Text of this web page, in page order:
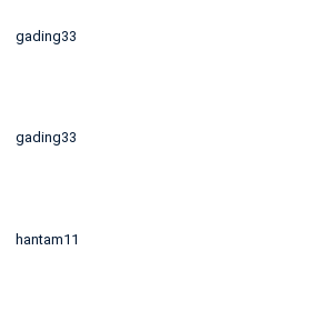
gading33
gading33
hantam11